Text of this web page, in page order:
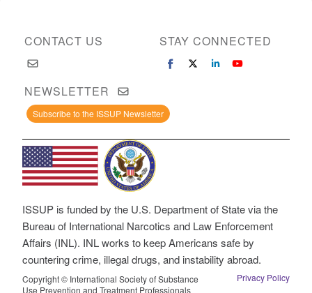
CONTACT US STAY CONNECTED
NEWSLETTER
Subscribe to the ISSUP Newsletter
ISSUP is funded by the U.S. Department of State via the
Bureau of International Narcotics and Law Enforcement
Affairs (INL). INL works to keep Americans safe by
countering crime, illegal drugs, and instability abroad.
Copyright © International Society of Substance
Use Prevention and Treatment Professionals
Privacy Policy